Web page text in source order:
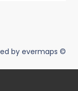
byevermaps ©